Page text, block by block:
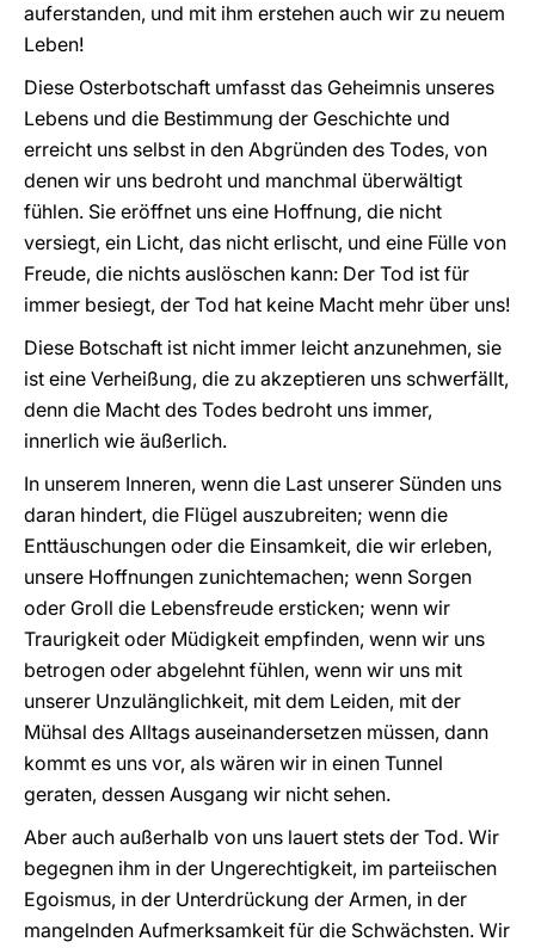
auferstanden, und mit ihm erstehen auch wir zu neuem
Leben!
Diese Osterbotschaft umfasst das Geheimnis unseres
Lebens und die Bestimmung der Geschichte und
erreicht uns selbst in den Abgründen des Todes, von
denen wir uns bedroht und manchmal überwältigt
fühlen. Sie eröffnet uns eine Hoffnung, die nicht
versiegt, ein Licht, das nicht erlischt, und eine Fülle von
Freude, die nichts auslöschen kann: Der Tod ist für
immer besiegt, der Tod hat keine Macht mehr über uns!
Diese Botschaft ist nicht immer leicht anzunehmen, sie
ist eine Verheißung, die zu akzeptieren uns schwerfällt,
denn die Macht des Todes bedroht uns immer,
innerlich wie äußerlich.
In unserem Inneren, wenn die Last unserer Sünden uns
daran hindert, die Flügel auszubreiten; wenn die
Enttäuschungen oder die Einsamkeit, die wir erleben,
unsere Hoffnungen zunichtemachen; wenn Sorgen
oder Groll die Lebensfreude ersticken; wenn wir
Traurigkeit oder Müdigkeit empfinden, wenn wir uns
betrogen oder abgelehnt fühlen, wenn wir uns mit
unserer Unzulänglichkeit, mit dem Leiden, mit der
Mühsal des Alltags auseinandersetzen müssen, dann
kommt es uns vor, als wären wir in einen Tunnel
geraten, dessen Ausgang wir nicht sehen.
Aber auch außerhalb von uns lauert stets der Tod. Wir
begegnen ihm in der Ungerechtigkeit, im parteiischen
Egoismus, in der Unterdrückung der Armen, in der
mangelnden Aufmerksamkeit für die Schwächsten. Wir